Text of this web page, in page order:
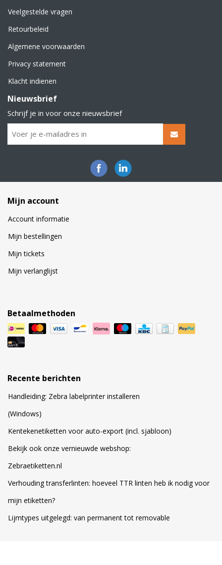
Veelgestelde vragen
Retourbeleid
Algemene voorwaarden
Privacy statement
Klacht indienen
Nieuwsbrief
Schrijf je in voor onze nieuwsbrief
Mijn account
Account informatie
Mijn bestellingen
Mijn tickets
Mijn verlanglijst
Betaalmethoden
Recente berichten
Handleiding: Zebra labelprinter installeren
(Windows)
Kentekenetiketten voor auto-export (incl. sjabloon)
Bekijk ook onze vernieuwde webshop:
Zebraetiketten.nl
Verhouding transferlinten: hoeveel TTR linten heb ik nodig voor
mijn etiketten?
Lijmtypes uitgelegd: van permanent tot removable